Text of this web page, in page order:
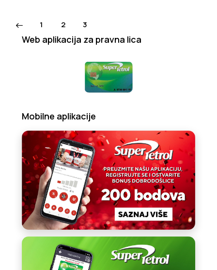
1 2 3
Web aplikacija za pravna lica
Mobilne aplikacije